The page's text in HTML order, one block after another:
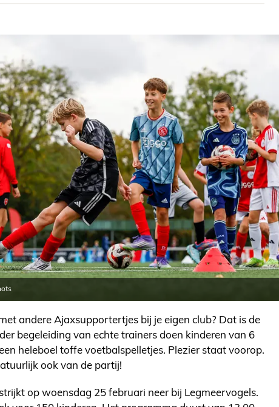
andere Ajaxsupportertjes bij je eigen club? Dat is de
begeleiding van echte trainers doen kinderen van 6
heleboel toffe voetbalspelletjes. Plezier staat voorop.
ook van de partij!
op woensdag 25 februari neer bij Legmeervogels.